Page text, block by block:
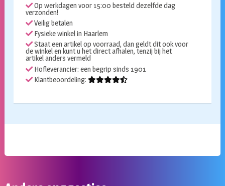
aantal
Op werkdagen voor 15:00 besteld dezelfde dag
verzonden!
Veilig betalen
Fysieke winkel in Haarlem
Staat een artikel op voorraad, dan geldt dit ook voor
de winkel en kunt u het direct afhalen, tenzij bij het
artikel anders vermeld
Hofleverancier: een begrip sinds 1901
Klantbeoordeling: